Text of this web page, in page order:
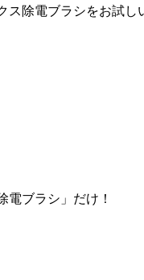
ス除電ブラシをお試し
電ブラシ 」だけ！